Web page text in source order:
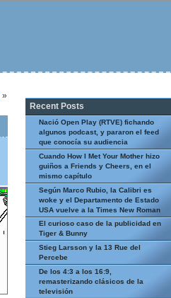
»
Recent Posts
Nació Open Play (RTVE) fichando
algunos podcast, y pararon el feed
que conocía su audiencia
Cuando How I Met Your Mother hizo
guiños a Friends y Cheers, en el
mismo capítulo
Según Marco Rubio, la Calibri es
woke y el Departamento de Estado
USA vuelve a la Times New Roman
El curioso caso de la publicidad en
Tiger & Bunny
Stieg Larsson y la 13 Rue del
Percebe
De los 4:3 a los 16:9,
remasterizando clásicos de la
televisión